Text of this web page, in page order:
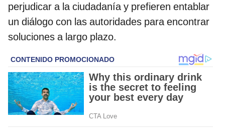
perjudicar a la ciudadanía y prefieren entablar
un diálogo con las autoridades para encontrar
soluciones a largo plazo.